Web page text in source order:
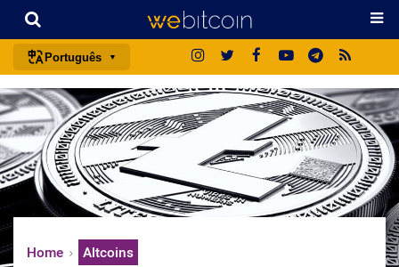
Português
português (BR)
english
español
français
italiano
日本語
Home Altcoins